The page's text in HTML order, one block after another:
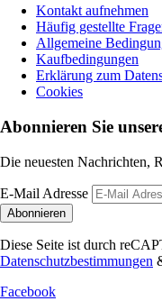
Kontakt aufnehmen
Häufig gestellte
Allgemeine
Kaufbedingungen
Erklärung zum
Cookies
Abonnieren Sie
Die neuesten Nachrichten,
E-Mail Adresse
Abonnieren
Diese Seite ist durch
Datenschutzbestimmungen
Facebook